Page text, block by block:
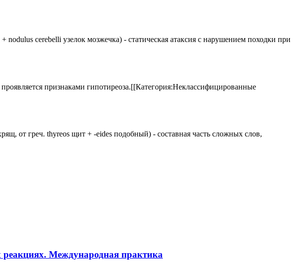
cerebelli узелок мозжечка) - статическая атаксия с нарушением походки при
признаками гипотиреоза.[[Категория:Неклассифицированные
от греч. thyreos щит + -eides подобный) - составная часть сложных слов,
Международная практика